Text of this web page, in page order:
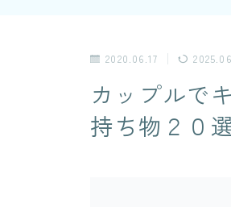
2020.06.17
カップルで
持ち物２０選